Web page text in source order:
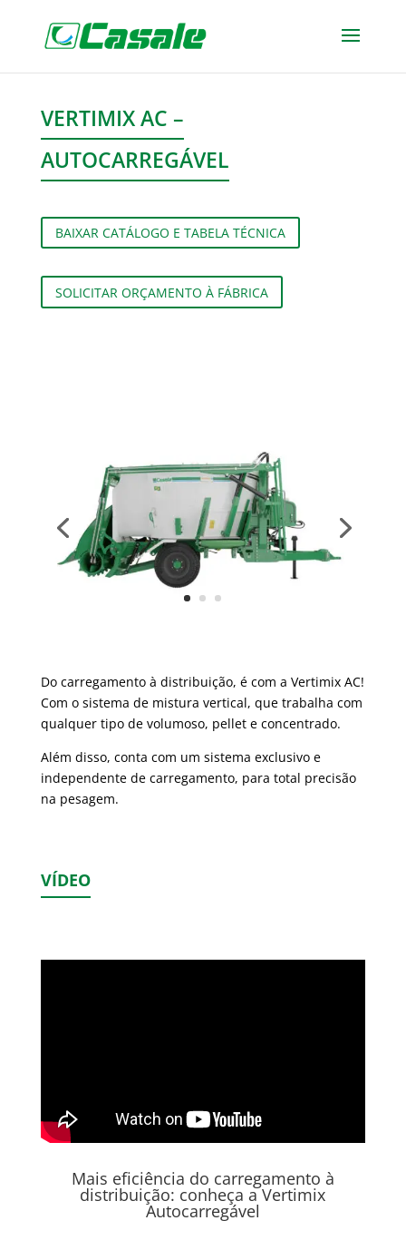
VERTIMIX AC –
AUTOCARREGÁVEL
BAIXAR CATÁLOGO E TABELA TÉCNICA
SOLICITAR ORÇAMENTO À FÁBRICA
Do carregamento à distribuição, é com a Vertimix AC!
Com o sistema de mistura vertical, que trabalha com
qualquer tipo de volumoso, pellet e concentrado.
Além disso, conta com um sistema exclusivo e
independente de carregamento, para total precisão
na pesagem.
VÍDEO
Mais eficiência do carregamento à
distribuição: conheça a Vertimix
Autocarregável